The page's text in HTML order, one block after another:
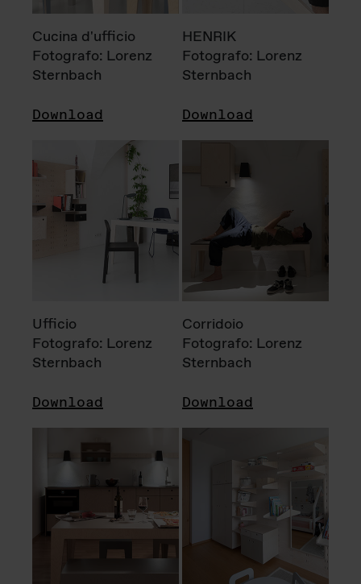
Cucina d'ufficio
Fotografo: Lorenz
Sternbach
Download
HENRIK
Fotografo: Lorenz
Sternbach
Download
Ufficio
Fotografo: Lorenz
Sternbach
Download
Corridoio
Fotografo: Lorenz
Sternbach
Download